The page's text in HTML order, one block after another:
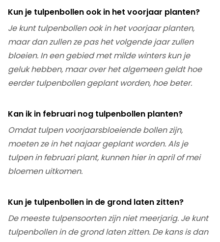
Kun je tulpenbollen ook in het voorjaar planten?
Je kunt tulpenbollen ook in het voorjaar planten,
maar dan zullen ze pas het volgende jaar zullen
bloeien. In een gebied met milde winters kun je
geluk hebben, maar over het algemeen geldt hoe
eerder tulpenbollen geplant worden, hoe beter.
Kan ik in februari nog tulpenbollen planten?
Omdat tulpen voorjaarsbloeiende bollen zijn,
moeten ze in het najaar geplant worden. Als je
tulpen in februari plant, kunnen hier in april of mei
bloemen uitkomen.
Kun je tulpenbollen in de grond laten zitten?
De meeste tulpensoorten zijn niet meerjarig. Je kunt
tulpenbollen in de grond laten zitten. De kans is dan